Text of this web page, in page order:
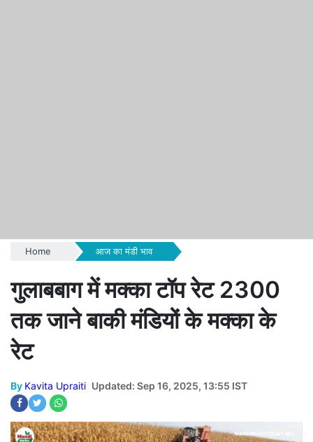
Home आज का मंडी भाव
गुलाबबाग में मक्का टॉप रेट 2300
तक जाने बाकी मंडियों के मक्का के
रेट
By Kavita Upraiti Updated: Sep 16, 2025, 13:55 IST